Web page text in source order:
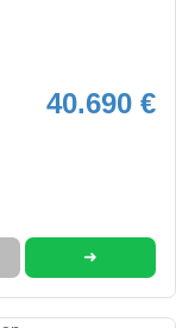
40.690 €
➜